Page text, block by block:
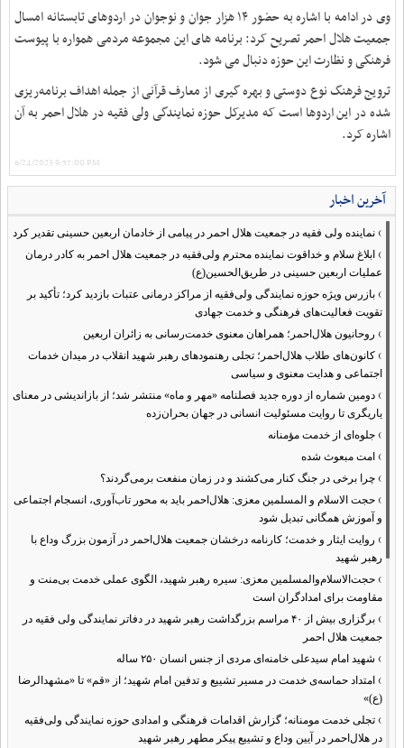
وی در ادامه با اشاره به حضور ١۴ هزار جوان و نوجوان در اردوهای تابستانه امسال
جمعیت هلال احمر تصریح کرد: برنامه های این مجموعه مردمی همواره با پیوست
فرهنگی و نظارت این حوزه دنبال می شود.
ترویج فرهنگ نوع دوستی و بهره گیری از معارف قرآنی از جمله اهداف برنامه‌ریزی
شده در این اردوها است که مدیرکل حوزه نمایندگی ولی فقیه در هلال احمر به آن
اشاره کرد.
6/24/2023 9:57:00 PM
آخرین اخبار
› نماینده ولی فقیه در جمعیت هلال احمر در پیامی از خادمان اربعین حسینی تقدیر کرد
› ابلاغ سلام و خداقوت نماینده محترم ولی‌فقیه در جمعیت هلال احمر به کادر درمان
عملیات اربعین حسینی در طریق‌الحسین(ع)
› بازرس ویژه حوزه نمایندگی ولی‌فقیه از مراکز درمانی عتبات بازدید کرد؛ تأکید بر
تقویت فعالیت‌های فرهنگی و خدمت جهادی
› روحانیون هلال‌احمر؛ همراهان معنوی خدمت‌رسانی به زائران اربعین
› کانون‌های طلاب هلال‌احمر؛ تجلی رهنمودهای رهبر شهید انقلاب در میدان خدمات
اجتماعی و هدایت معنوی و سیاسی
› دومین شماره از دوره جدید فصلنامه «مهر و ماه» منتشر شد؛ از بازاندیشی در معنای
یاریگری تا روایت مسئولیت انسانی در جهان بحران‌زده
› جلوه‌ای از خدمت مؤمنانه
› امت مبعوث شده
› چرا برخی در جنگ کنار می‌کشند و در زمان منفعت برمی‌گردند؟
› حجت الاسلام و المسلمین معزی: هلال‌احمر باید به محور تاب‌آوری، انسجام اجتماعی
و آموزش همگانی تبدیل شود
› روایت ایثار و خدمت؛ کارنامه درخشان جمعیت هلال‌احمر در آزمون بزرگ وداع با
رهبر شهید
› حجت‌الاسلام‌والمسلمین معزی: سیره رهبر شهید، الگوی عملی خدمت بی‌منت و
مقاومت برای امدادگران است
›
برگزاری بیش از ۴۰ مراسم بزرگداشت رهبر شهید در دفاتر نمایندگی ولی فقیه در
جمعیت هلال احمر
› شهید امام سیدعلی خامنه‌ای مردی از جنس انسان ۲۵۰ ساله
› امتداد حماسه‌ی خدمت در مسیر تشییع و تدفین امام شهید؛ از «قم» تا «مشهدالرضا
(ع)»
› تجلی خدمت مومنانه؛ گزارش اقدامات فرهنگی و امدادی حوزه نمایندگی ولی‌فقیه
در هلال‌احمر در آیین وداع و تشییع پیکر مطهر رهبر شهید